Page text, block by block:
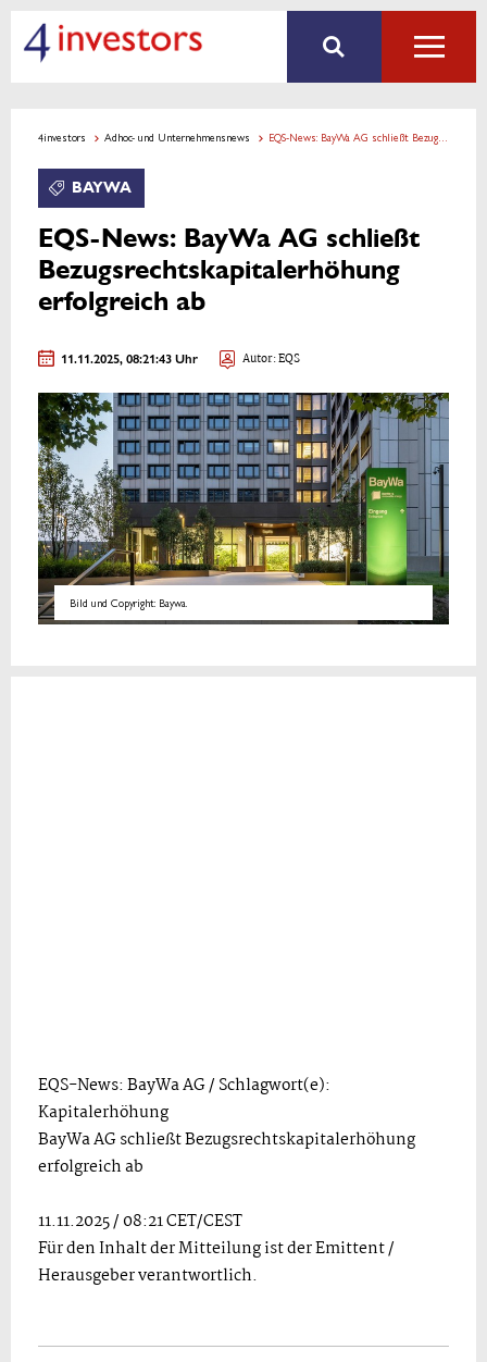
4investors Adhoc- und Unternehmensnews EQS-News: BayWa AG schließt Bezugsrechtskapitalerhöhung erfolgreich ab
BAYWA
EQS-News: BayWa AG schließt
Bezugsrechtskapitalerhöhung
erfolgreich ab
11.11.2025, 08:21:43 Uhr Autor: EQS
Bild und Copyright: Baywa.
EQS-News: BayWa AG / Schlagwort(e):
Kapitalerhöhung
BayWa AG schließt Bezugsrechtskapitalerhöhung
erfolgreich ab
11.11.2025 / 08:21 CET/CEST
Für den Inhalt der Mitteilung ist der Emittent /
Herausgeber verantwortlich.